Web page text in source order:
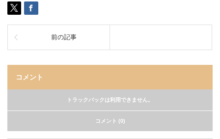
前の記事
コメント
トラックバックは利用できません。
コメント (0)